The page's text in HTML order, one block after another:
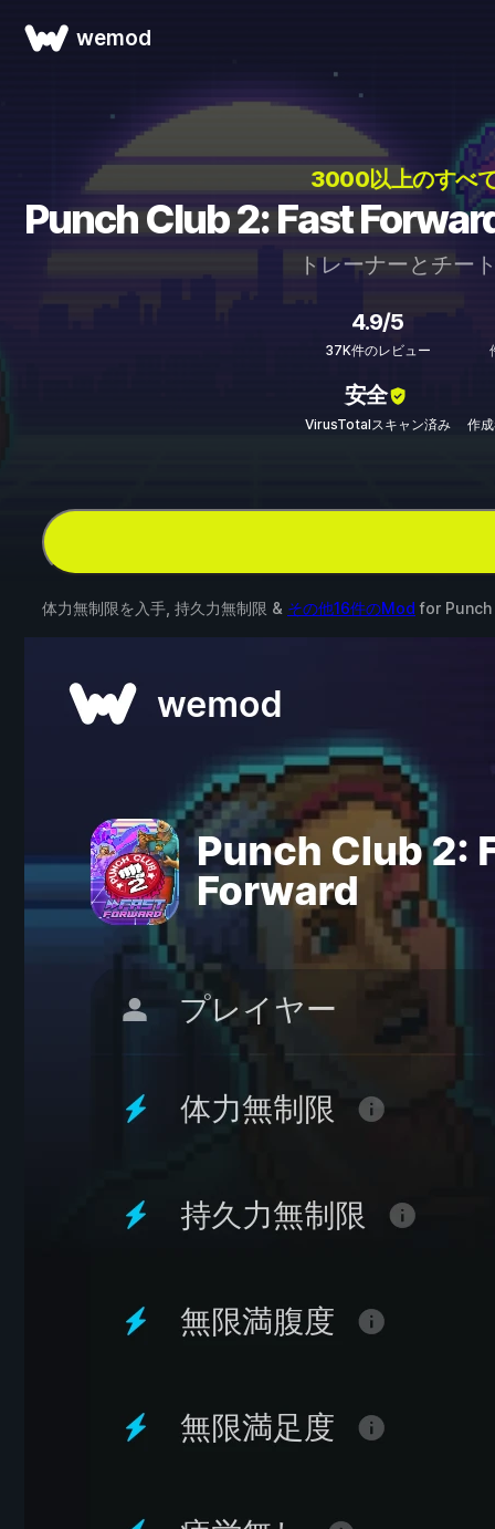
wemod
3000以上のすべ
Punch Club 2: Fast
トレーナーとチー
4.9/5
37K件のレビュー
安全
VirusTotalスキャン済み 作
体力無制限を入手, 持久力無制限 & その他16件のMod for